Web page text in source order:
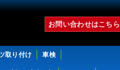
お問い合わせはこちら
取り付け 車検